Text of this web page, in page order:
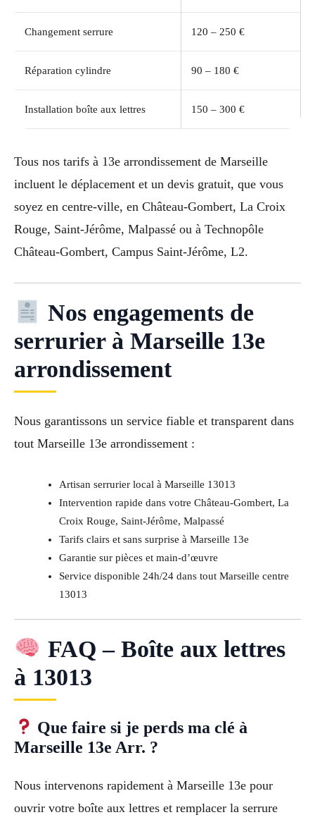
Changement serrure 120 – 250 €
Réparation cylindre 90 – 180 €
Installation boîte aux lettres 150 – 300 €
Tous nos tarifs à 13e arrondissement de Marseille
incluent le déplacement et un devis gratuit, que vous
soyez en centre-ville, en Château-Gombert, La Croix
Rouge, Saint-Jérôme, Malpassé ou à Technopôle
Château-Gombert, Campus Saint-Jérôme, L2.
Nos engagements de
serrurier à Marseille 13e
arrondissement
Nous garantissons un service fiable et transparent dans
tout Marseille 13e arrondissement :
Artisan serrurier local à Marseille 13013
Intervention rapide dans votre Château-Gombert, La
Croix Rouge, Saint-Jérôme, Malpassé
Tarifs clairs et sans surprise à Marseille 13e
Garantie sur pièces et main-d’œuvre
Service disponible 24h/24 dans tout Marseille centre
13013
FAQ – Boîte aux lettres
à 13013
Que faire si je perds ma clé à
Marseille 13e Arr. ?
Nous intervenons rapidement à Marseille 13e pour
ouvrir votre boîte aux lettres et remplacer la serrure